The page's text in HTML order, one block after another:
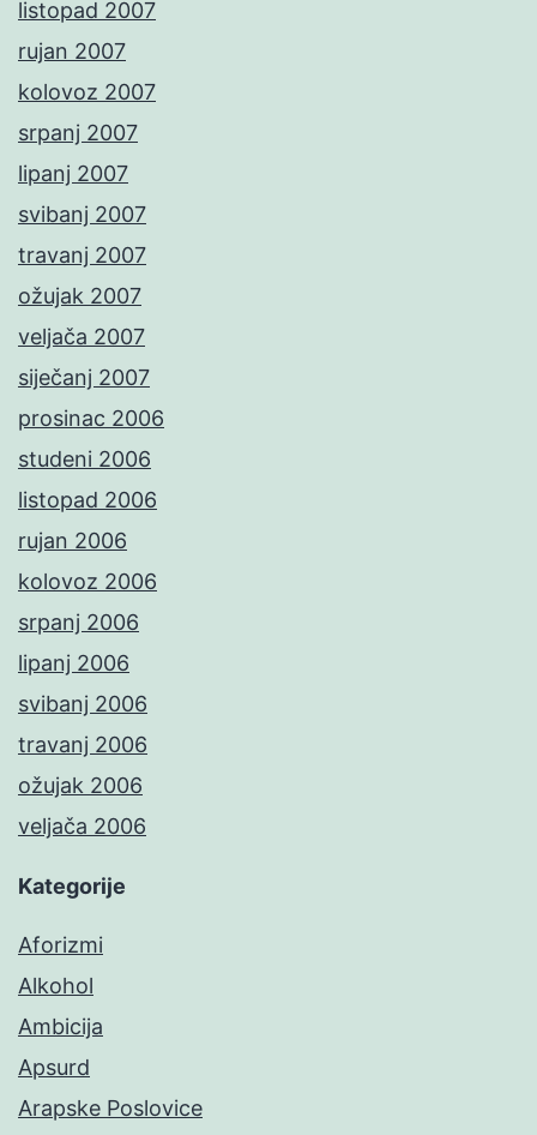
listopad 2007
rujan 2007
kolovoz 2007
srpanj 2007
lipanj 2007
svibanj 2007
travanj 2007
ožujak 2007
veljača 2007
siječanj 2007
prosinac 2006
studeni 2006
listopad 2006
rujan 2006
kolovoz 2006
srpanj 2006
lipanj 2006
svibanj 2006
travanj 2006
ožujak 2006
veljača 2006
Kategorije
Aforizmi
Alkohol
Ambicija
Apsurd
Arapske Poslovice